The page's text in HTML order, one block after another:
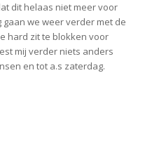
dit helaas niet meer voor
we weer verder met de
hard zit te blokken voor
mij verder niets anders
en tot a.s zaterdag.